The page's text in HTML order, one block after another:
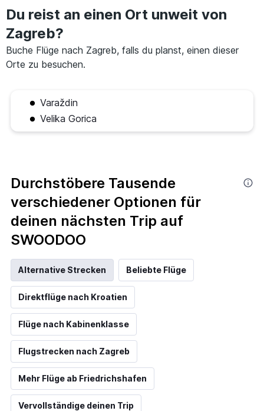
Du reist an einen Ort unweit von
Zagreb?
Buche Flüge nach Zagreb, falls du planst, einen dieser
Orte zu besuchen.
Varaždin
Velika Gorica
Durchstöbere Tausende
verschiedener Optionen für
deinen nächsten Trip auf
SWOODOO
Alternative Strecken Beliebte Flüge
Direktflüge nach Kroatien
Flüge nach Kabinenklasse
Flugstrecken nach Zagreb
Mehr Flüge ab Friedrichshafen
Vervollständige deinen Trip